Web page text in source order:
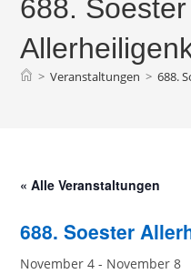
688. Soester
> Veranstaltungen > 688.
« Alle Veranstaltungen
688. Soester
November 4 - November 8